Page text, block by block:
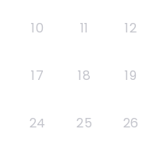
10 11 12
17 18 19
24 25 26